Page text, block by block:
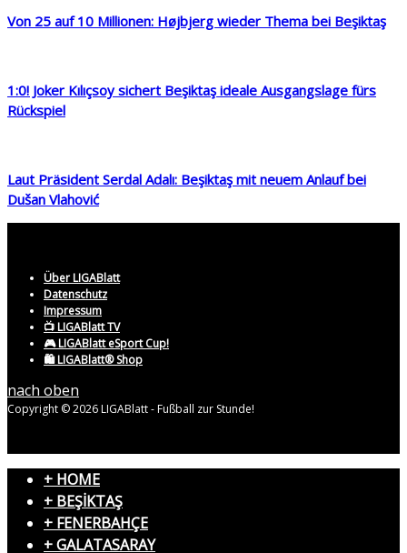
Von 25 auf 10 Millionen: Højbjerg wieder Thema bei Beşiktaş
1:0! Joker Kılıçsoy sichert Beşiktaş ideale Ausgangslage fürs
Rückspiel
Laut Präsident Serdal Adalı: Beşiktaş mit neuem Anlauf bei
Dušan Vlahović
Über LIGABlatt
Datenschutz
Impressum
📺 LIGABlatt TV
🎮 LIGABlatt eSport Cup!
🛍️ LIGABlatt® Shop
nach oben
Copyright © 2026 LIGABlatt - Fußball zur Stunde!
+ HOME
+ BEŞİKTAŞ
+ FENERBAHÇE
+ GALATASARAY